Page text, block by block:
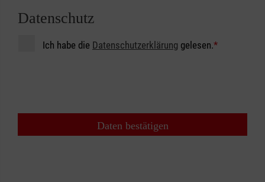
Datenschutz
Ich habe die Datenschutzerklärung gelesen.*
Daten bestätigen